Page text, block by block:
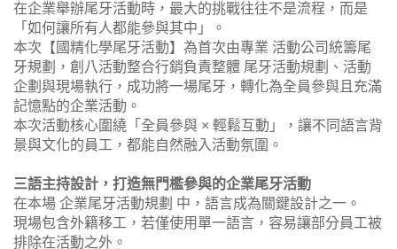
在企業舉辦尾牙活動時，最大的挑戰往往不是流程，而是
「如何讓所有人都能參與其中」。
本次【國精化學尾牙活動】為首次由專業 活動公司統籌尾
牙規劃，創八活動整合行銷負責整體 尾牙活動規劃、活動
企劃與現場執行，成功將一場尾牙，轉化為全員參與且充滿
記憶點的企業活動。
本次活動核心圍繞「全員參與 × 輕鬆互動」，讓不同語言背
景與文化的員工，都能自然融入活動氛圍。
三語主持設計，打造無門檻參與的企業尾牙活動
在本場 企業尾牙活動規劃 中，語言成為關鍵設計之一。
現場包含外籍移工，若僅使用單一語言，容易讓部分員工被
排除在活動之外。